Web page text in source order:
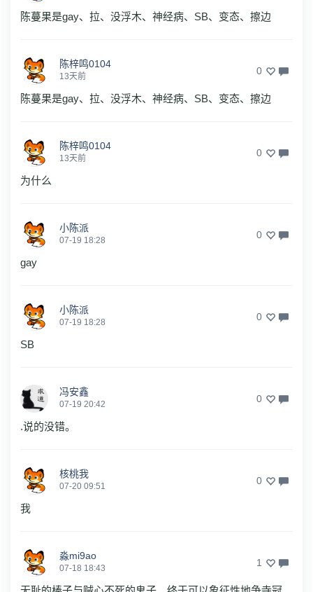
陈蔓果是gay、拉、没浮木、神经病、SB、变态、擦边
陈梓鸣0104
13天前 0
陈蔓果是gay、拉、没浮木、神经病、SB、变态、擦边
陈梓鸣0104
13天前 0
为什么
小陈派
07-19 18:28 0
gay
小陈派
07-19 18:28 0
SB
冯安鑫
07-19 20:42 0
.说的没错。
核桃我
07-20 09:51 0
我
淼mi9ao
07-18 18:43 1